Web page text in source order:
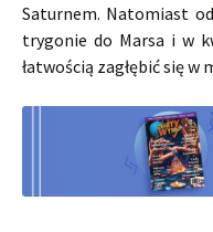
Saturnem. Natomiast
trygonie do Marsa i w
łatwością zagłębić się w